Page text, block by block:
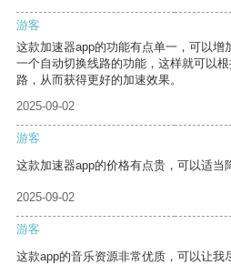
游客
这款加速器app的功能有点单一，可以增
一个自动切换线路的功能，这样就可以
路，从而获得更好的加速效果。
2025-09-02
游客
这款加速器app的价格有点贵，可以适当
2025-09-02
游客
这款app的音乐资源非常优质，可以让我